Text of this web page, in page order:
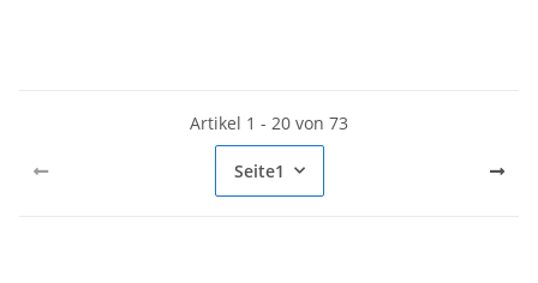
Artikel 1 - 20 von 73
Seite1